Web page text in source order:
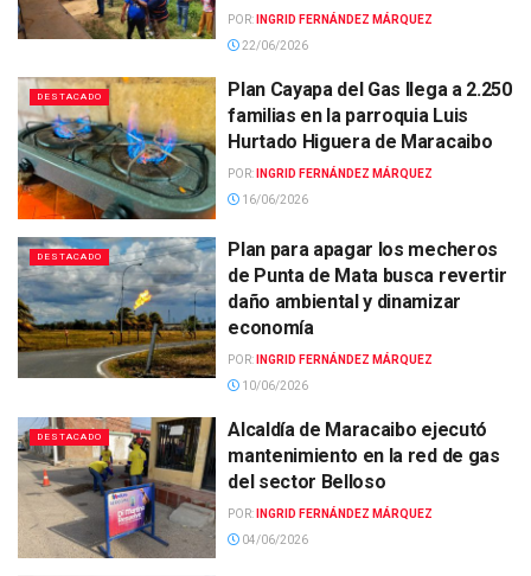
POR:
INGRID FERNÁNDEZ MÁRQUEZ
22/06/2026
DESTACADO
Plan Cayapa del Gas llega a 2.250
familias en la parroquia Luis
Hurtado Higuera de Maracaibo
POR:
INGRID FERNÁNDEZ MÁRQUEZ
16/06/2026
DESTACADO
Plan para apagar los mecheros
de Punta de Mata busca revertir
daño ambiental y dinamizar
economía
POR:
INGRID FERNÁNDEZ MÁRQUEZ
10/06/2026
DESTACADO
Alcaldía de Maracaibo ejecutó
mantenimiento en la red de gas
del sector Belloso
POR:
INGRID FERNÁNDEZ MÁRQUEZ
04/06/2026